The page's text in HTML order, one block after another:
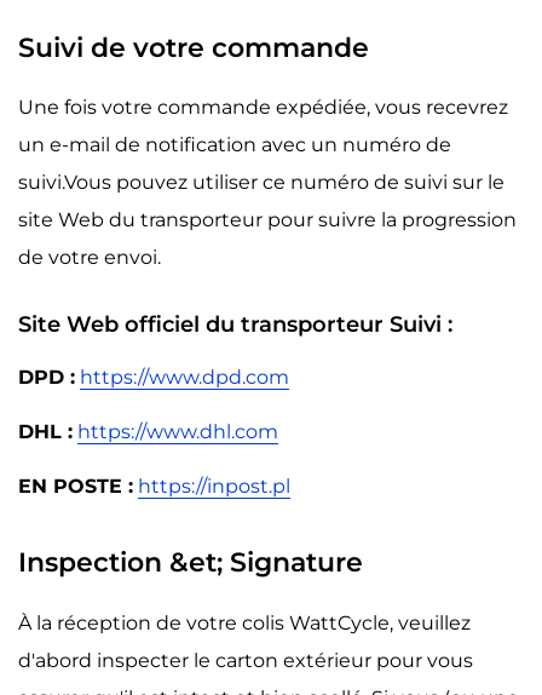
Suivi de votre commande
Une fois votre commande expédiée, vous recevrez
un e-mail de notification avec un numéro de
suivi.Vous pouvez utiliser ce numéro de suivi sur le
site Web du transporteur pour suivre la progression
de votre envoi.
Site Web officiel du transporteur Suivi :
DPD : https://www.dpd.com
DHL : https://www.dhl.com
EN POSTE : https://inpost.pl
Inspection &et; Signature
À la réception de votre colis WattCycle, veuillez
d'abord inspecter le carton extérieur pour vous